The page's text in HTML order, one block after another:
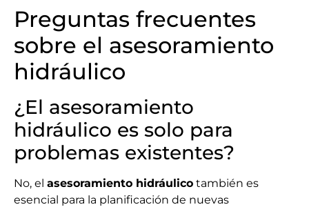
Preguntas frecuentes
sobre el asesoramiento
hidráulico
¿El asesoramiento
hidráulico es solo para
problemas existentes?
No, el asesoramiento hidráulico también es
esencial para la planificación de nuevas